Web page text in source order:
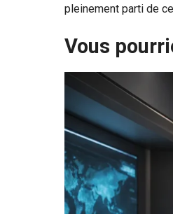
pleinement parti de
Vous